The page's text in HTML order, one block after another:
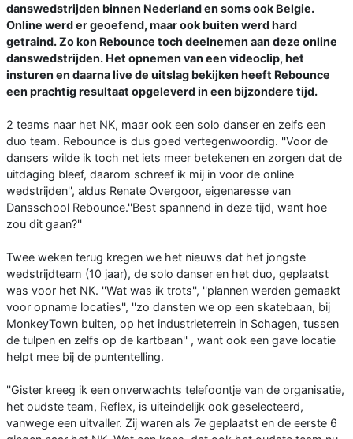
danswedstrijden binnen Nederland en soms ook Belgie.
Online werd er geoefend, maar ook buiten werd hard
getraind. Zo kon Rebounce toch deelnemen aan deze online
danswedstrijden. Het opnemen van een videoclip, het
insturen en daarna live de uitslag bekijken heeft Rebounce
een prachtig resultaat opgeleverd in een bijzondere tijd.
2 teams naar het NK, maar ook een solo danser en zelfs een
duo team. Rebounce is dus goed vertegenwoordig. ''Voor de
dansers wilde ik toch net iets meer betekenen en zorgen dat de
uitdaging bleef, daarom schreef ik mij in voor de online
wedstrijden'', aldus Renate Overgoor, eigenaresse van
Dansschool Rebounce.''Best spannend in deze tijd, want hoe
zou dit gaan?''
Twee weken terug kregen we het nieuws dat het jongste
wedstrijdteam (10 jaar), de solo danser en het duo, geplaatst
was voor het NK. ''Wat was ik trots'', ''plannen werden gemaakt
voor opname locaties'', ''zo dansten we op een skatebaan, bij
MonkeyTown buiten, op het industrieterrein in Schagen, tussen
de tulpen en zelfs op de kartbaan'' , want ook een gave locatie
helpt mee bij de puntentelling.
''Gister kreeg ik een onverwachts telefoontje van de organisatie,
het oudste team, Reflex, is uiteindelijk ook geselecteerd,
vanwege een uitvaller. Zij waren als 7e geplaatst en de eerste 6